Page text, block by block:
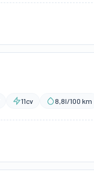
11cv 8,8l/100 km